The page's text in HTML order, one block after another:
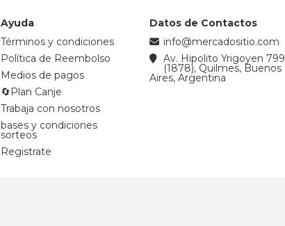
Ayuda
Términos y condiciones
Política de Reembolso
Medios de pagos
🔄Plan Canje
Trabaja con nosotros
bases y condiciones
sorteos
Registrate
Datos de Contactos
info@mercadositio.com
Av. Hipolito Yrigoyen 799
(1878), Quilmes, Buenos
Aires, Argentina